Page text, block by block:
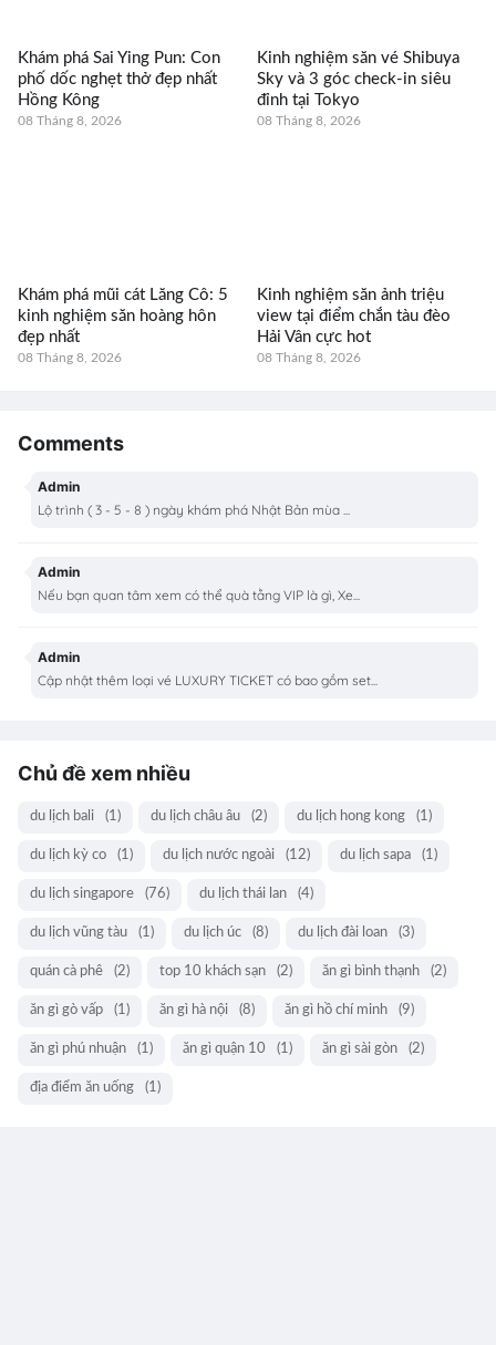
Khám phá Sai Ying Pun: Con
phố dốc nghẹt thở đẹp nhất
Hồng Kông
08 Tháng 8, 2026
Kinh nghiệm săn vé Shibuya
Sky và 3 góc check-in siêu
đỉnh tại Tokyo
08 Tháng 8, 2026
Khám phá mũi cát Lăng Cô: 5
kinh nghiệm săn hoàng hôn
đẹp nhất
08 Tháng 8, 2026
Kinh nghiệm săn ảnh triệu
view tại điểm chắn tàu đèo
Hải Vân cực hot
08 Tháng 8, 2026
Comments
Admin
Lộ trình ( 3 - 5 - 8 ) ngày khám phá Nhật Bản mùa ...
Admin
Nếu bạn quan tâm xem có thể quà tằng VIP là gì, Xe...
Admin
Cập nhật thêm loại vé LUXURY TICKET có bao gồm set...
Chủ đề xem nhiều
du lịch bali (1) du lịch châu âu (2) du lịch hong kong (1)
du lịch kỳ co (1) du lịch nước ngoài (12) du lịch sapa (1)
du lịch singapore (76) du lịch thái lan (4)
du lịch vũng tàu (1) du lịch úc (8) du lịch đài loan (3)
quán cà phê (2) top 10 khách sạn (2) ăn gì bình thạnh (2)
ăn gì gò vấp (1) ăn gì hà nội (8) ăn gì hồ chí minh (9)
ăn gì phú nhuận (1) ăn gì quận 10 (1) ăn gì sài gòn (2)
địa điểm ăn uống (1)